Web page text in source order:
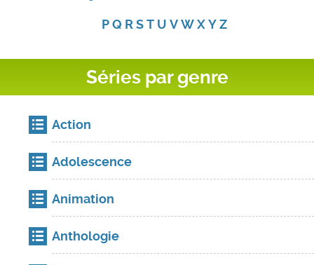
P Q R S T U V W X Y Z
Séries par genre
Action
Adolescence
Animation
Anthologie